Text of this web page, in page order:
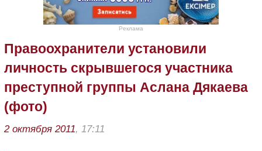
Реклама
Правоохранители установили
личность скрывшегося участника
преступной группы Аслана Дякаева
(фото)
2 октября 2011, 17:11